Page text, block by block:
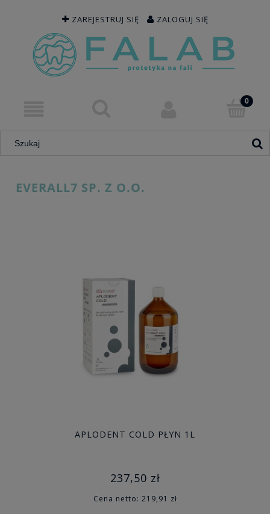
ZAREJESTRUJ SIĘ ZALOGUJ SIĘ
EVERALL7 SP. Z O.O.
APLODENT COLD PŁYN 1L
237,50 zł
Cena netto: 219,91 zł